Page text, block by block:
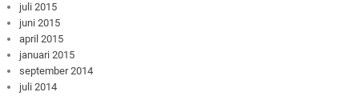
juli 2015
juni 2015
april 2015
januari 2015
september 2014
juli 2014